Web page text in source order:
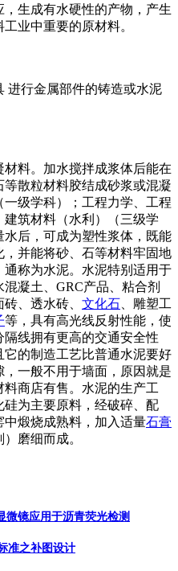
生成有水硬性的产物，产生
业中重要的原材料。
进行金属部件的铸造或水泥
料。加水搅拌成浆体后能在
散粒材料胶结成砂浆或混凝
级学科）；工程力学、工程
筑材料（水利）（三级学
后，可成为塑性浆体，既能
并能将砂、石等材料牢固地
称为水泥。水泥特别适用于
凝土、GRC产品、粘合剂
、透水砖、 文化石 、雕塑工
等，具有高光线反射性能，使
线拥有更高的交通安全性
的制造工艺比普通水泥要好
，一般不用于墙面，原因就是
料商店有售。水泥的生产工
硅为主要原料，经破碎、配
煅烧成熟料，加入适量石膏
磨细而成。
微镜应用于沥青荧光检测
准之补图设计